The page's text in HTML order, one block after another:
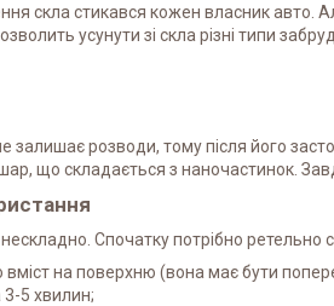
скла стикався кожен власник авто.
усунути зі скла різні типи
залишає розводи, тому після його
що складається з наночастинок.
Спочатку потрібно ретельно
вміст на поверхню (вона має бути
3-5 хвилин;